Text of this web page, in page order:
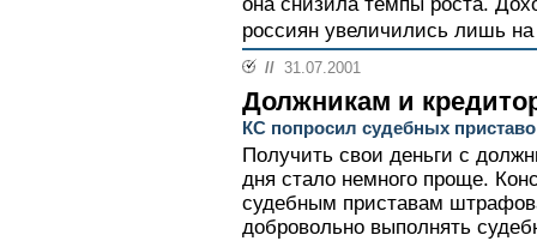
она снизила темпы роста.
россиян увеличились лишь
// 31.07.2001
Должникам и
КС попросил судебных
Получить свои деньги с
дня стало немного проще.
судебным приставам
добровольно выполнять